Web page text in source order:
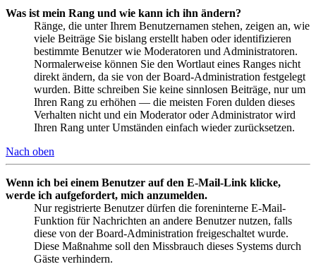
Was ist mein Rang und wie kann ich ihn ändern?
Ränge, die unter Ihrem Benutzernamen stehen, zeigen an, wie
viele Beiträge Sie bislang erstellt haben oder identifizieren
bestimmte Benutzer wie Moderatoren und Administratoren.
Normalerweise können Sie den Wortlaut eines Ranges nicht
direkt ändern, da sie von der Board-Administration festgelegt
wurden. Bitte schreiben Sie keine sinnlosen Beiträge, nur um
Ihren Rang zu erhöhen — die meisten Foren dulden dieses
Verhalten nicht und ein Moderator oder Administrator wird
Ihren Rang unter Umständen einfach wieder zurücksetzen.
Nach oben
Wenn ich bei einem Benutzer auf den E-Mail-Link klicke,
werde ich aufgefordert, mich anzumelden.
Nur registrierte Benutzer dürfen die foreninterne E-Mail-
Funktion für Nachrichten an andere Benutzer nutzen, falls
diese von der Board-Administration freigeschaltet wurde.
Diese Maßnahme soll den Missbrauch dieses Systems durch
Gäste verhindern.